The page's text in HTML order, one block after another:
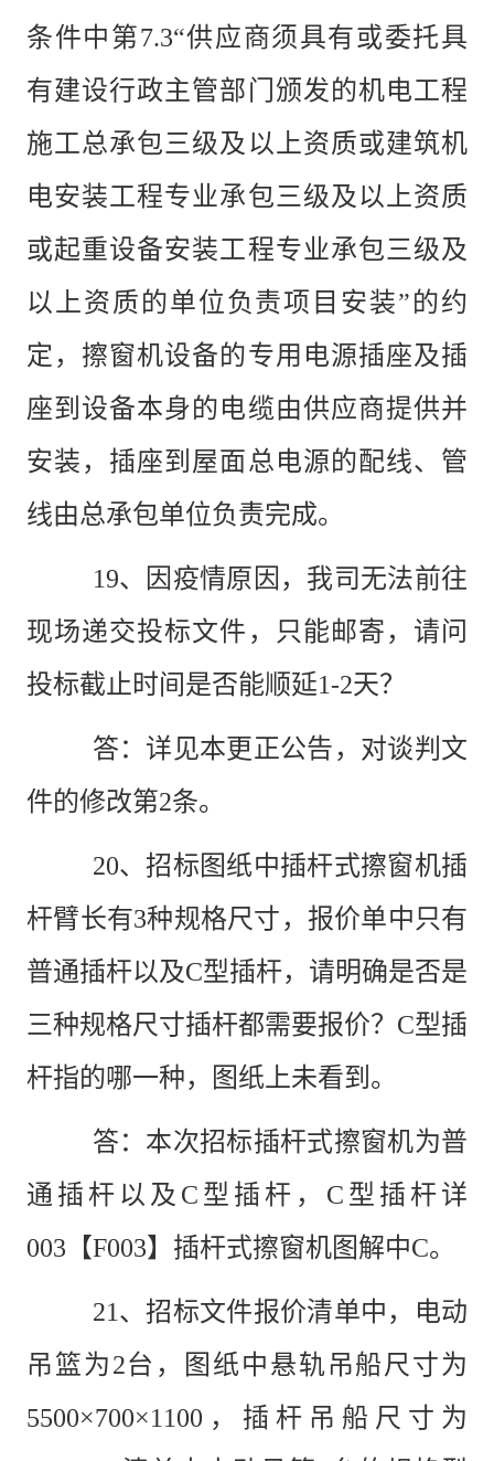
条件中第7.3“供应商须具有或委托具
有建设行政主管部门颁发的机电工程
施工总承包三级及以上资质或建筑机
电安装工程专业承包三级及以上资质
或起重设备安装工程专业承包三级及
以上资质的单位负责项目安装”的约
定，擦窗机设备的专用电源插座及插
座到设备本身的电缆由供应商提供并
安装，插座到屋面总电源的配线、管
线由总承包单位负责完成。
19、因疫情原因，我司无法前往
现场递交投标文件，只能邮寄，请问
投标截止时间是否能顺延1-2天？
答： 详见本更正公告，对谈判文
件的修改第2条。
20、招标图纸中插杆式擦窗机插
杆臂长有3种规格尺寸，报价单中只有
普通插杆以及C型插杆，请明确是否是
三种规格尺寸插杆都需要报价？C型插
杆指的哪一种，图纸上未看到。
答：本次招标插杆式擦窗机为普
通插杆以及 C型插杆，C型插杆详
003【F003】插杆式擦窗机图解中C。
21、招标文件报价清单中，电动
吊篮为2台，图纸中悬轨吊船尺寸为
5500×700×1100，插杆吊船尺寸为